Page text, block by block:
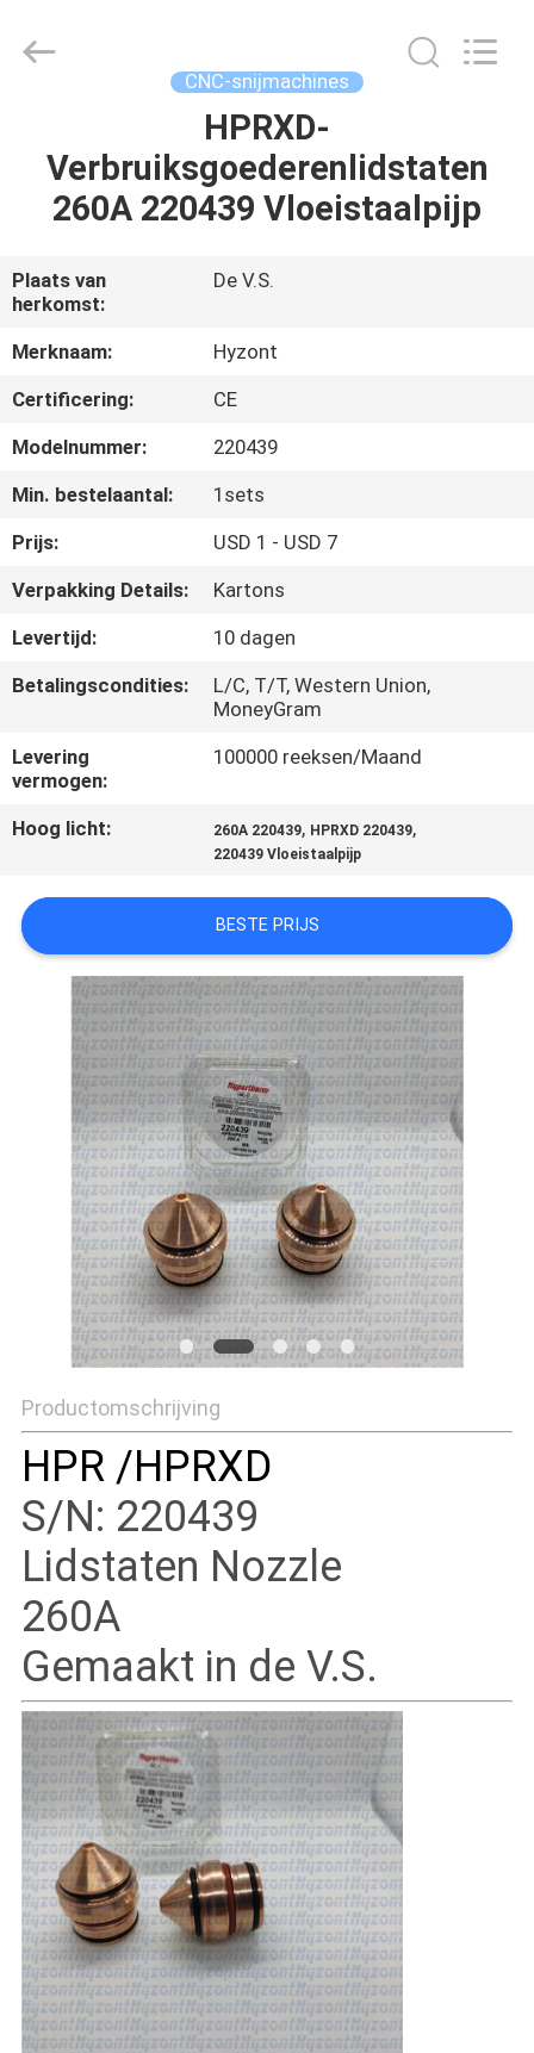
PRODUCTEN
VIDEO'S
ONGEVEER
ONS
KWALITEITSCONTROLE
VERZOEK
CITAAT
SITEMAP
PRIVACYBELEID
Co.,Ltd..
CNC-snijmachines
HPRXD-
Verbruiksgoederenlidstaten
260A 220439 Vloeistaalpijp
Plaats van
herkomst:
De V.S.
Merknaam:
Hyzont
Certificering:
CE
Modelnummer:
220439
Min. bestelaantal:
1sets
Prijs:
USD 1 - USD 7
Verpakking Details:
Kartons
Levertijd:
10 dagen
Betalingscondities:
L/C, T/T, Western Union,
MoneyGram
Levering
vermogen:
100000 reeksen/Maand
Hoog licht: 260A 220439, HPRXD 220439,
220439 Vloeistaalpijp
BESTE PRIJS
Productomschrijving
HPR /HPRXD
S/N: 220439
Lidstaten Nozzle
260A
Gemaakt in de V.S.